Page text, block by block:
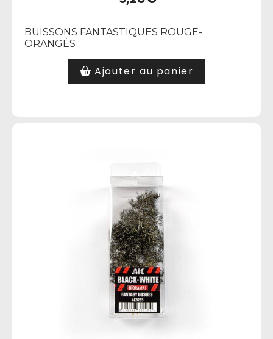
BUISSONS FANTASTIQUES ROUGE-
ORANGÉS
Ajouter au panier